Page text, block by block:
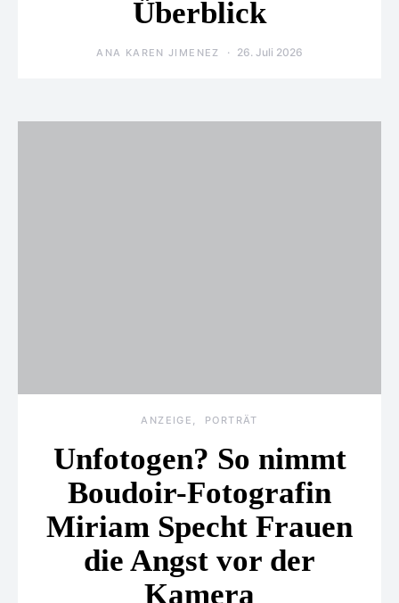
Überblick
ANA KAREN JIMENEZ 26. Juli 2026
ANZEIGE PORTRÄT
Unfotogen? So nimmt
Boudoir-Fotografin
Miriam Specht Frauen
die Angst vor der
Kamera